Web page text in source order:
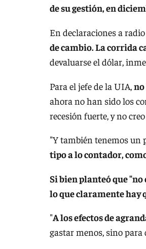
de su gestión, en
En declaraciones a radio
de cambio. La corrida
devaluarse el dólar,
Para el jefe de la UIA,
ahora no han sido los
recesión fuerte, y no
"Y también tenemos un
tipo a lo contador,
Si bien planteó que
lo que claramente hay
"A los efectos de
gastar menos, sino